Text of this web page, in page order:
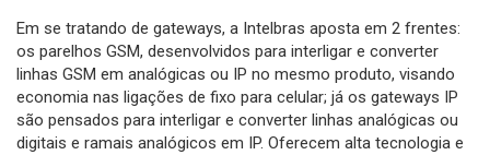
Em se tratando de gateways, a Intelbras aposta em 2 frentes:
os parelhos GSM, desenvolvidos para interligar e converter
linhas GSM em analógicas ou IP no mesmo produto, visando
economia nas ligações de fixo para celular; já os gateways IP
são pensados para interligar e converter linhas analógicas ou
digitais e ramais analógicos em IP. Oferecem alta tecnologia e